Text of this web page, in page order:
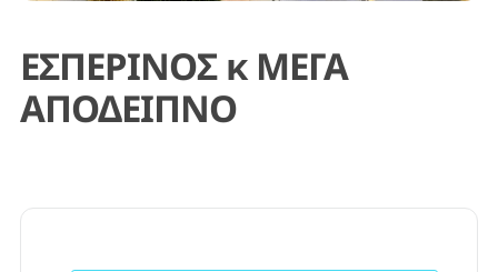
ΕΣΠΕΡΙΝΟΣ κ ΜΕΓΑ
ΑΠΟΔΕΙΠΝΟ